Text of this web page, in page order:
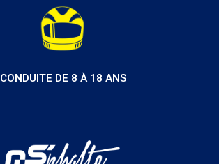
CONDUITE DE 8 À 18 ANS